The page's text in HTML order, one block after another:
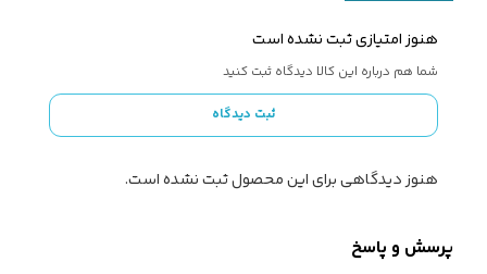
هنوز امتیازی ثبت نشده است
شما هم درباره این کالا دیدگاه ثبت کنید
ثبت دیدگاه
هنوز دیدگاهی برای این محصول ثبت نشده است.
پرسش و پاسخ